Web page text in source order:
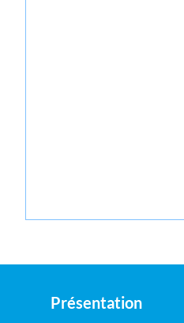
Présentation